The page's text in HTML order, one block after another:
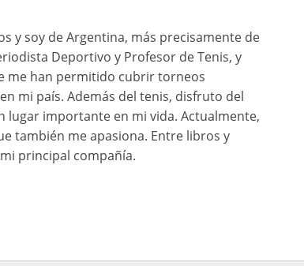
y soy de Argentina, más precisamente de
Deportivo y Profesor de Tenis, y
me han permitido cubrir torneos
mi país. Además del tenis, disfruto del
importante en mi vida. Actualmente,
también me apasiona. Entre libros y
principal compañía.